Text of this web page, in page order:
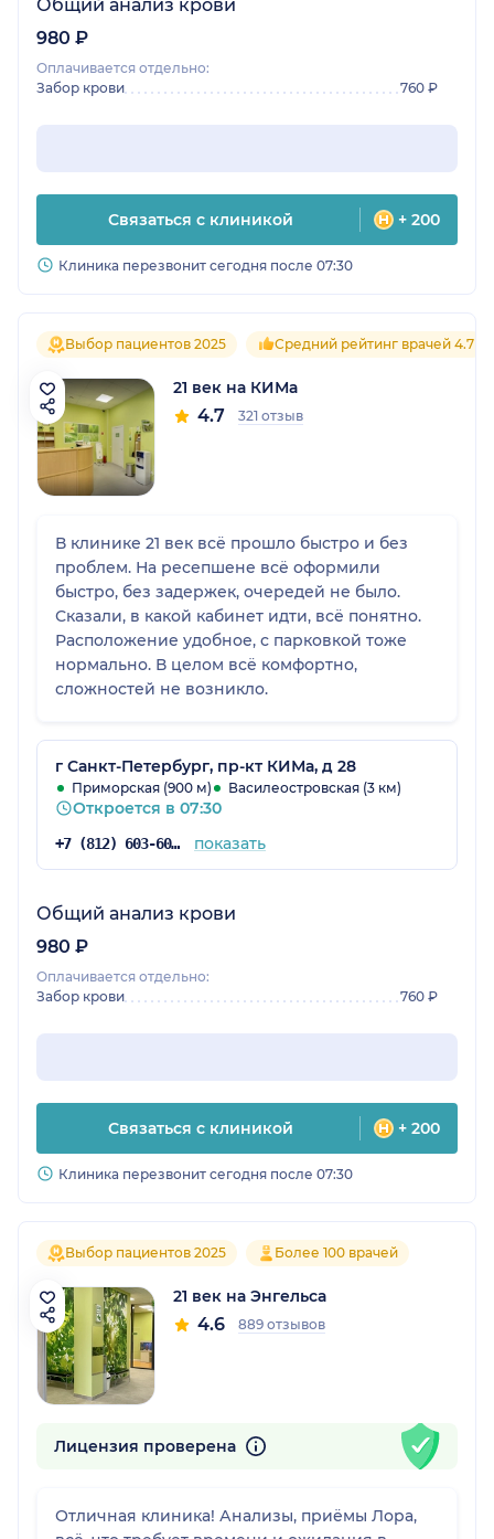
Общий анализ крови
980 ₽
Оплачивается отдельно:
Забор крови
760 ₽
Связаться с клиникой + 200
Клиника перезвонит сегодня после 07:30
Выбор пациентов 2025 Средний рейтинг врачей 4.7
21 век на КИМа
4.7 321 отзыв
В клинике 21 век всё прошло быстро и без
проблем. На ресепшене всё оформили
быстро, без задержек, очередей не было.
Сказали, в какой кабинет идти, всё понятно.
Расположение удобное, с парковкой тоже
нормально. В целом всё комфортно,
сложностей не возникло.
г Санкт-Петербург, пр-кт КИМа, д 28
Приморская (900 м) Василеостровская (3 км)
Откроется в 07:30
+7 (812) 603-60-42 показать
Общий анализ крови
980 ₽
Оплачивается отдельно:
Забор крови
760 ₽
Связаться с клиникой + 200
Клиника перезвонит сегодня после 07:30
Выбор пациентов 2025 Более 100 врачей
21 век на Энгельса
4.6 889 отзывов
Лицензия проверена
Отличная клиника! Анализы, приёмы Лора,